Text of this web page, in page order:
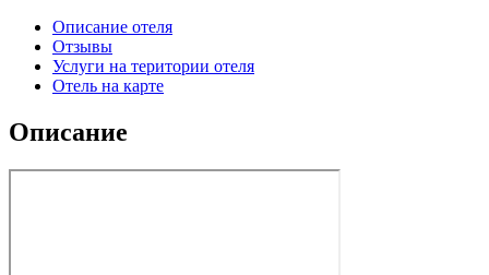
Описание отеля
Отзывы
Услуги на територии отеля
Отель на карте
Описание